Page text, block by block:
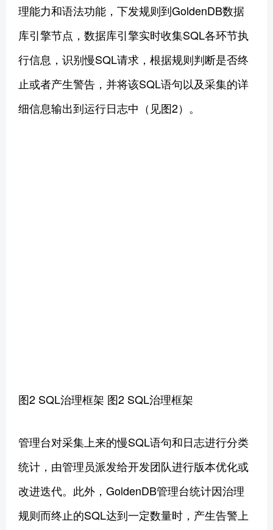
理能力和语法功能，下发规则到GoldenDB数据
库引擎节点，数据库引擎实时收集SQL各环节执
行信息，识别慢SQL请求，根据规则判断是否终
止或者产生警告，并将该SQL语句以及采集的详
细信息输出到运行日志中（见图2）。
图2 SQL治理框架 图2 SQL治理框架
管理台对采集上来的慢SQL语句和日志进行分类
统计，由管理员派发给开发团队进行版本优化或
改进迭代。此外，GoldenDB管理台统计因治理
规则而终止的SQL达到一定数量时，产生告警上